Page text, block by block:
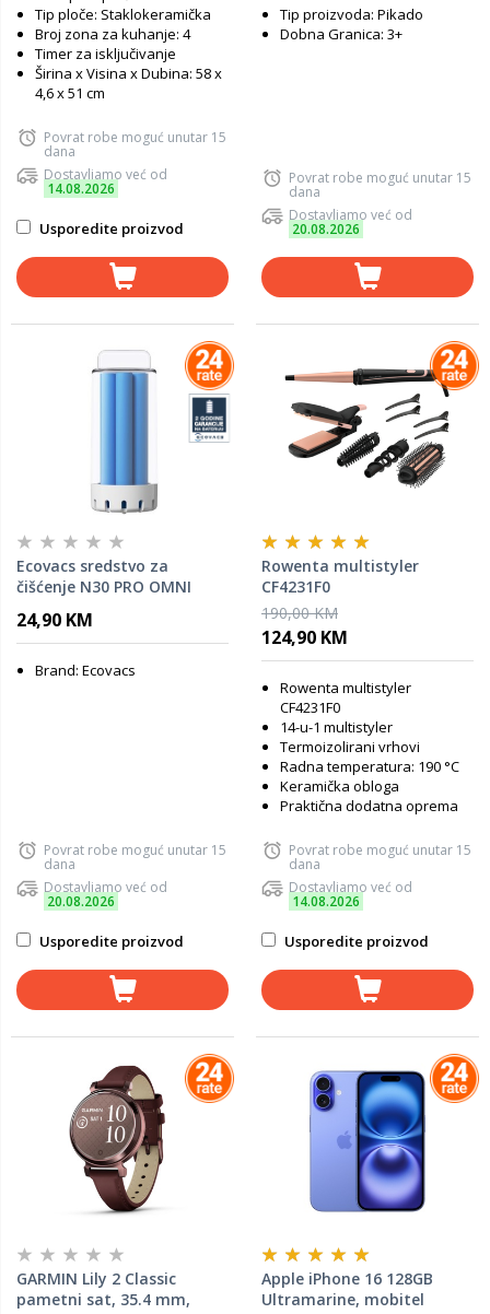
Tip ploče: Staklokeramička
Broj zona za kuhanje: 4
Timer za isključivanje
Širina x Visina x Dubina: 58 x
4,6 x 51 cm
Povrat robe moguć unutar 15
dana
Dostavljamo već od
14.08.2026
Usporedite proizvod
Tip proizvoda: Pikado
Dobna Granica: 3+
Povrat robe moguć unutar 15
dana
Dostavljamo već od
20.08.2026
Ecovacs sredstvo za
čišćenje N30 PRO OMNI
24,90 KM
Brand: Ecovacs
Povrat robe moguć unutar 15
dana
Dostavljamo već od
20.08.2026
Usporedite proizvod
Rowenta multistyler
CF4231F0
190,00 KM
124,90 KM
Rowenta multistyler
CF4231F0
14-u-1 multistyler
Termoizolirani vrhovi
Radna temperatura: 190 °C
Keramička obloga
Praktična dodatna oprema
Povrat robe moguć unutar 15
dana
Dostavljamo već od
14.08.2026
Usporedite proizvod
GARMIN Lily 2 Classic
pametni sat, 35.4 mm,
Apple iPhone 16 128GB
Ultramarine, mobitel